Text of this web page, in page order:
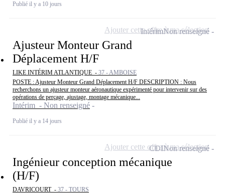
Publié il y a 10 jours
Ajusteur Monteur Grand
Déplacement H/F
LIKE INTÉRIM ATLANTIQUE - 37 - AMBOISE
POSTE : Ajusteur Monteur Grand Déplacement H/F DESCRIPTION : Nous
recherchons un ajusteur monteur aéronautique expérimenté pour intervenir sur des
opérations de perçage, ajustage, montage mécanique...
Intérim - Non renseigné
Publié il y a 14 jours
IntérimNon renseigné
Ajouter cette offre à ma sélection
Ingénieur conception mécanique
(H/F)
DAVRICOURT - 37 - TOURS
CDINon renseigné
Ajouter cette offre à ma sélection